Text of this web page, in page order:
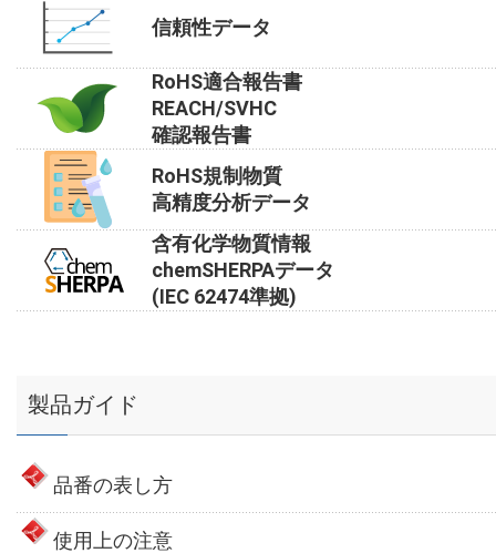
信頼性データ
RoHS適合報告書
REACH/SVHC
確認報告書
RoHS規制物質
高精度分析データ
含有化学物質情報
chemSHERPAデータ
(IEC 62474準拠)
製品ガイド
品番の表し方
使用上の注意